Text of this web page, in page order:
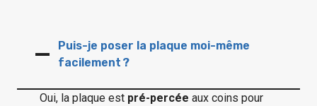
Puis-je poser la plaque moi-même
facilement ?
Oui, la plaque est pré-percée aux coins pour